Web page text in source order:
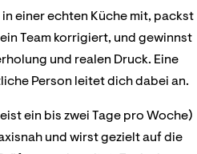
einer echten Küche mit, packst
Team korrigiert, und gewinnst
und realen Druck. Eine
Person leitet dich dabei an.
ein bis zwei Tage pro Woche)
und wirst gezielt auf die